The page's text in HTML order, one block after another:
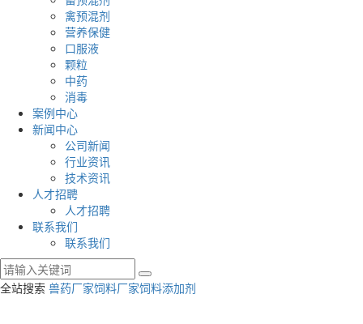
禽预混剂
营养保健
口服液
颗粒
中药
消毒
案例中心
新闻中心
公司新闻
行业资讯
技术资讯
人才招聘
人才招聘
联系我们
联系我们
全站搜索 兽药厂家饲料厂家饲料添加剂